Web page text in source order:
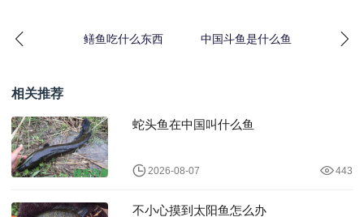
鳝鱼吃什么东西 中国斗鱼是什么鱼
相关推荐
蛇头鱼在中国叫什么鱼
2026-08-07 443
不小心摸到太阳鱼怎么办